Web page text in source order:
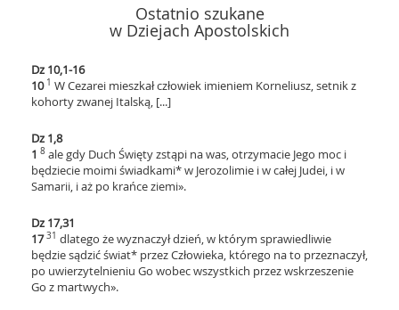
Ostatnio szukane
w Dziejach Apostolskich
Dz 10,1-16
101 W Cezarei mieszkał człowiek imieniem Korneliusz, setnik z
kohorty zwanej Italską, [...]
Dz 1,8
1 8 ale gdy Duch Święty zstąpi na was, otrzymacie Jego moc i
będziecie moimi świadkami* w Jerozolimie i w całej Judei, i w
Samarii, i aż po krańce ziemi».
Dz 17,31
1731 dlatego że wyznaczył dzień, w którym sprawiedliwie
będzie sądzić świat* przez Człowieka, którego na to przeznaczył,
po uwierzytelnieniu Go wobec wszystkich przez wskrzeszenie
Go z martwych».